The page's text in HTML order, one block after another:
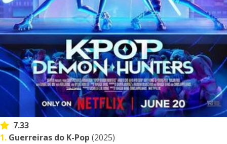
7.33
1. Guerreiras do K-Pop (2025)